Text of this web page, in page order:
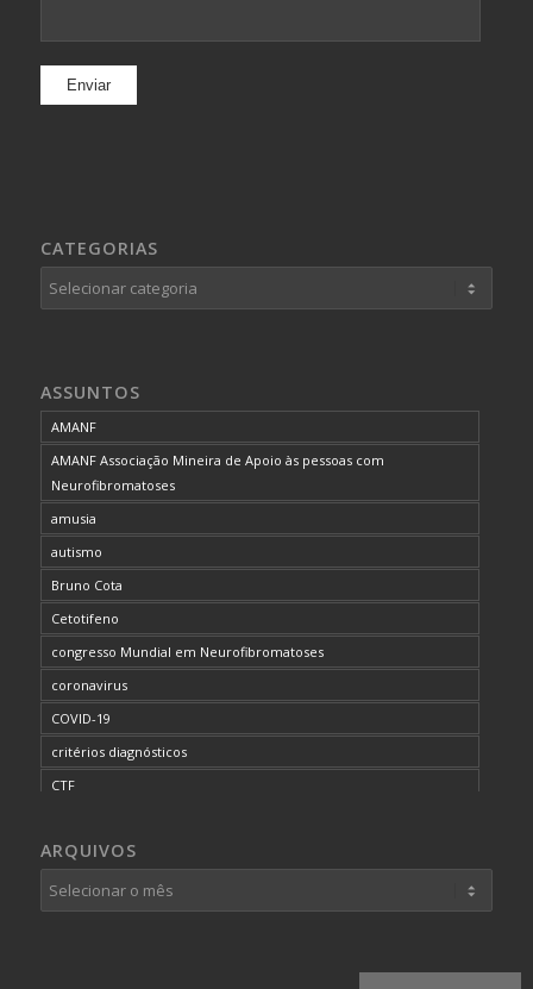
CATEGORIAS
Categorias
ASSUNTOS
AMANF
AMANF Associação Mineira de Apoio às pessoas com
Neurofibromatoses
amusia
autismo
Bruno Cota
Cetotifeno
congresso Mundial em Neurofibromatoses
coronavirus
COVID-19
critérios diagnósticos
CTF
desordem do processamento auditivo
diagnóstico
dificuldades cognitivas
ARQUIVOS